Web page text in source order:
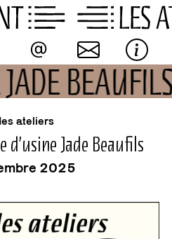
JADE
ateliers
Jade Beaufils
2025